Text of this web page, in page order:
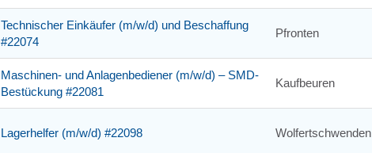
Technischer Einkäufer (m/w/d) und Beschaffung
#22074
Pfronten
Maschinen- und Anlagenbediener (m/w/d) – SMD-
Bestückung #22081
Kaufbeuren
Lagerhelfer (m/w/d) #22098 Wolfertschwenden